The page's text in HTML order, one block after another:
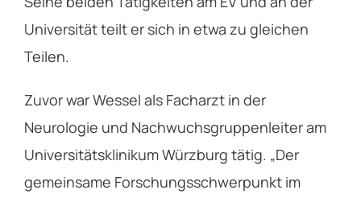
Universität teilt er sich in etwa zu gleichen
Teilen.
Zuvor war Wessel als Facharzt in der
Neurologie und Nachwuchsgruppenleiter am
Universitätsklinikum Würzburg tätig. „Der
gemeinsame Forschungsschwerpunkt im